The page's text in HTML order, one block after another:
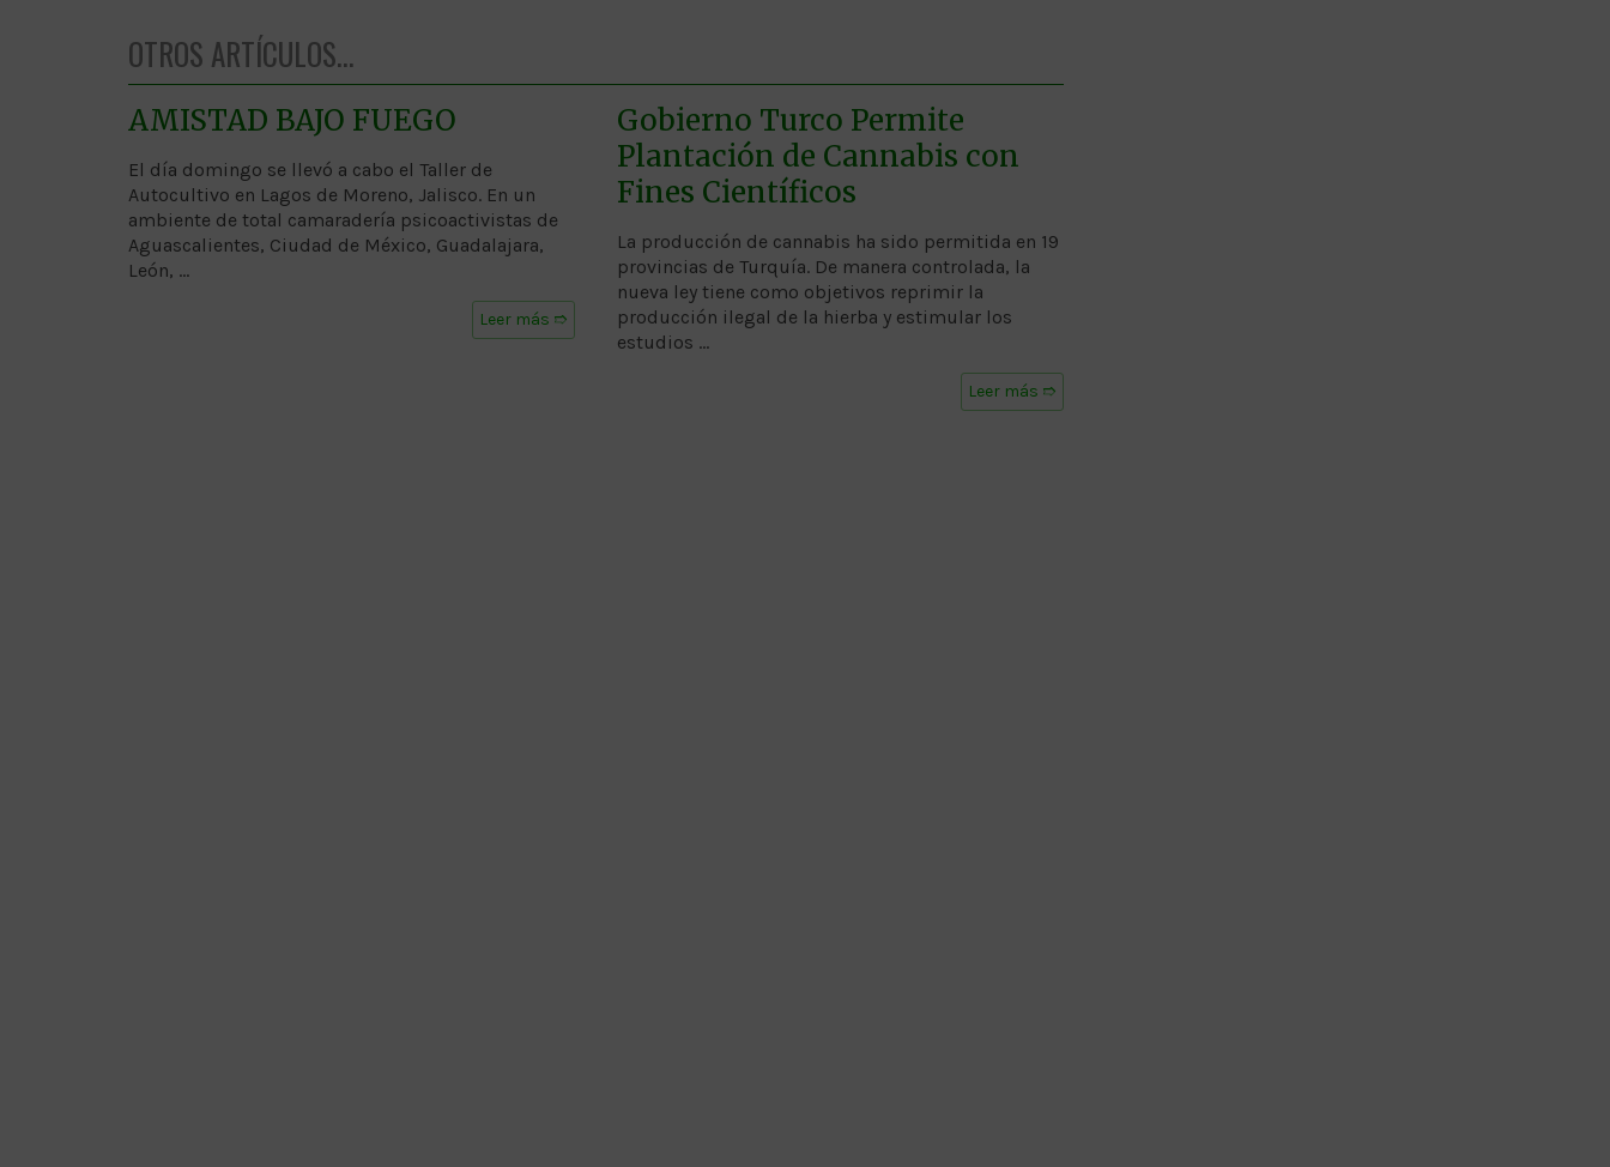
OTROS ARTÍCULOS...
AMISTAD BAJO FUEGO
El día domingo se llevó a cabo el Taller de
Autocultivo en Lagos de Moreno, Jalisco. En un
ambiente de total camaradería psicoactivistas de
Aguascalientes, Ciudad de México, Guadalajara,
León, …
Leer más ➱
Gobierno Turco Permite
Plantación de Cannabis con
Fines Científicos
La producción de cannabis ha sido permitida en 19
provincias de Turquía. De manera controlada, la
nueva ley tiene como objetivos reprimir la
producción ilegal de la hierba y estimular los
estudios …
Leer más ➱